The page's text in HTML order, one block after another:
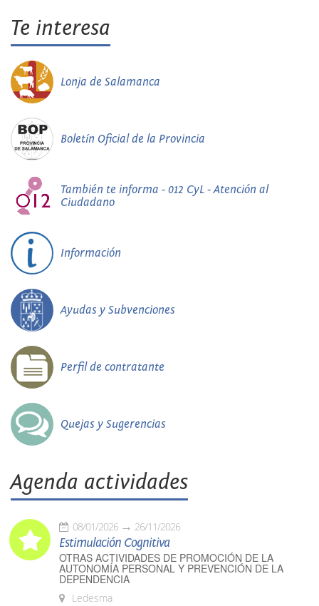
Te interesa
Lonja de Salamanca
Boletín Oficial de la Provincia
También te informa - 012 CyL - Atención al
Ciudadano
Información
Ayudas y Subvenciones
Perfil de contratante
Quejas y Sugerencias
Agenda actividades
08/01/2026 26/11/2026
Estimulación Cognitiva
OTRAS ACTIVIDADES DE PROMOCIÓN DE LA
AUTONOMÍA PERSONAL Y PREVENCIÓN DE LA
DEPENDENCIA
Ledesma